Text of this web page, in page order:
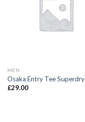
MEN
Osaka Entry Tee Superdry
£29.00